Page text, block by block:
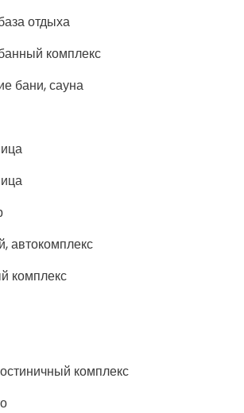
отдыха
комплекс
бани, сауна
автокомплекс
комплекс
комплекс